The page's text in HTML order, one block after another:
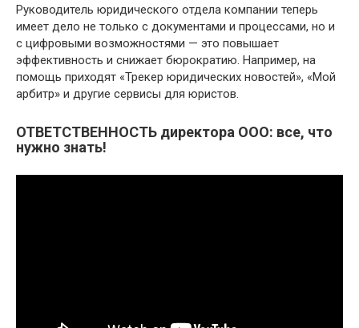
Руководитель юридического отдела компании теперь
имеет дело не только с документами и процессами, но и
с цифровыми возможностями — это повышает
эффективность и снижает бюрократию. Например, на
помощь приходят «Трекер юридических новостей», «Мой
арбитр» и другие сервисы для юристов.
ОТВЕТСТВЕННОСТЬ директора ООО: все, что
нужно знать!